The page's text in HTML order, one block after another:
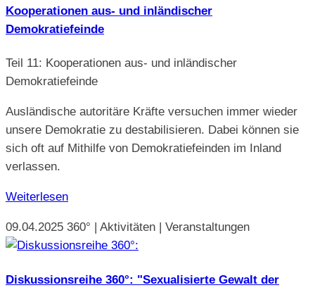
Kooperationen aus- und inländischer
Demokratiefeinde
Teil 11: Kooperationen aus- und inländischer
Demokratiefeinde
Ausländische autoritäre Kräfte versuchen immer wieder
unsere Demokratie zu destabilisieren. Dabei können sie
sich oft auf Mithilfe von Demokratiefeinden im Inland
verlassen.
Weiterlesen
09.04.2025 360° | Aktivitäten | Veranstaltungen
Diskussionsreihe 360°: "Sexualisierte Gewalt der